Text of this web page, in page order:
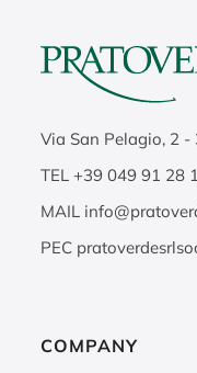
Via San Pelagio, 2 -
TEL+39 049 91 28
MAIL
PEC
COMPANY